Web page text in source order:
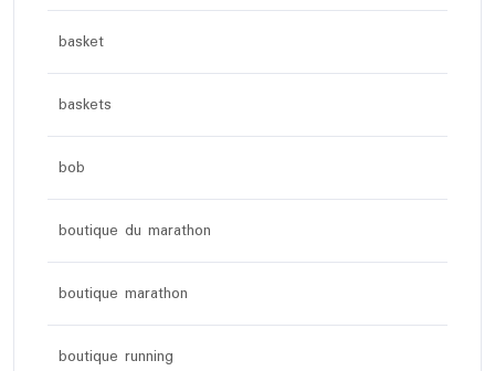
basket
baskets
bob
boutique du marathon
boutique marathon
boutique running